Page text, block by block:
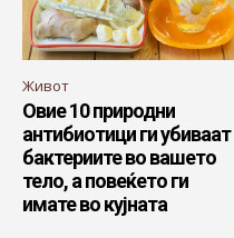
Живот
Овие 10 природни
антибиотици ги убиваат
бактериите во вашето
тело, а повеќето ги
имате во кујната